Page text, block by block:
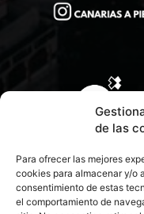
de las
Para ofrecer las mejores
cookies para almacenar y/o
consentimiento de estas
el comportamiento de